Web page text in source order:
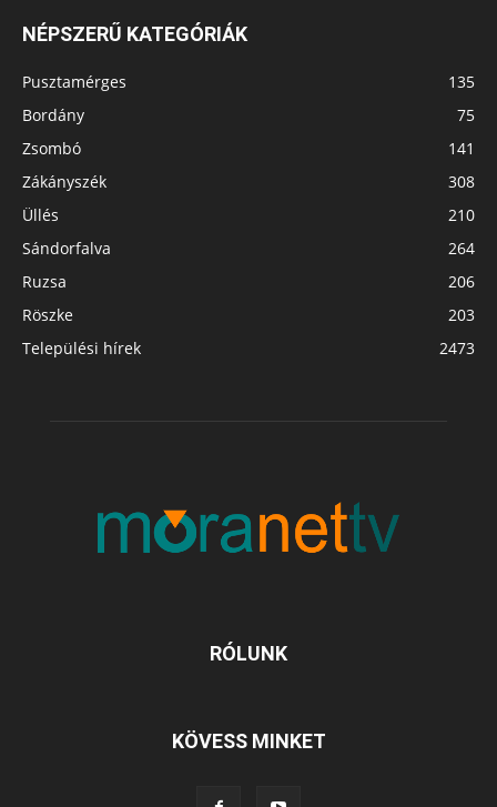
NÉPSZERŰ KATEGÓRIÁK
Pusztamérges
135
Bordány
75
Zsombó
141
Zákányszék
308
Üllés
210
Sándorfalva
264
Ruzsa
206
Röszke
203
Települési hírek
2473
RÓLUNK
KÖVESS MINKET